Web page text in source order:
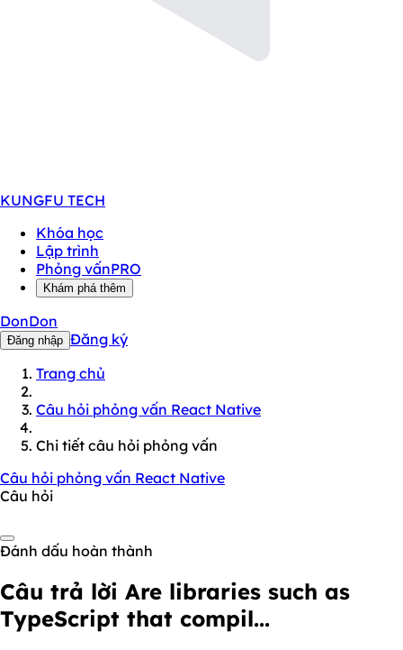
KUNGFU TECH
Khóa học
Lập trình
Phỏng vấnPRO
Khám phá thêm
DonDon
Đăng nhập Đăng ký
Trang chủ
Câu hỏi phỏng vấn React Native
Chi tiết câu hỏi phỏng vấn
Câu hỏi phỏng vấn React Native
Câu hỏi
Đánh dấu hoàn thành
Câu trả lời Are libraries such as
TypeScript that compil...